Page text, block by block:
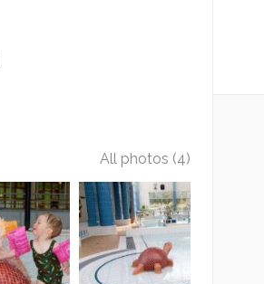
All photos (4)